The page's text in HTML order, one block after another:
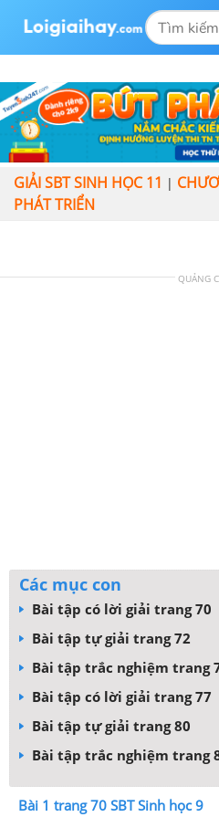
GIẢI SBT SINH HỌC 11 |
PHÁT TRIỂN
QUẢNG
Các mục con
Bài tập có lời giải trang 70
Bài tập tự giải trang 72
Bài tập trắc nghiệm trang
Bài tập có lời giải trang 77
Bài tập tự giải trang 80
Bài tập trắc nghiệm trang
Bài 1 trang 70 SBT Sinh học 9